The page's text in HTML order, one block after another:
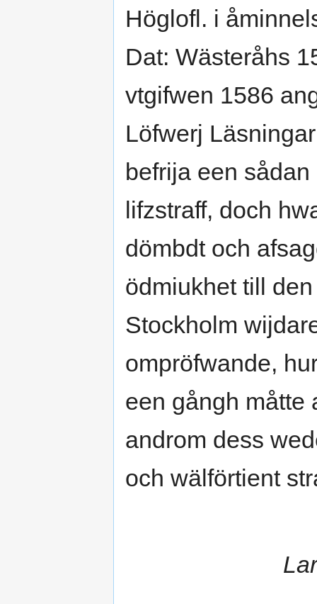
Höglofl. i
Dat: Wästeråhs
vtgifwen 1586
Löfwerj
befrija een
lifzstraff, doch
dömbdt och
ödmiukhet till
Stockholm
ompröfwande,
een gångh måtte
androm dess
och wälförtient